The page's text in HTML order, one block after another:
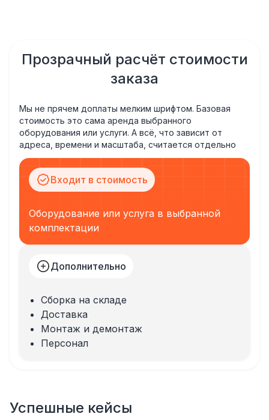
Прозрачный расчёт стоимости
заказа
Мы не прячем доплаты мелким шрифтом. Базовая
стоимость это сама аренда выбранного
оборудования или услуги. А всё, что зависит от
адреса, времени и масштаба, считается отдельно
Входит в стоимость
Оборудование или услуга в выбранной
комплектации
Дополнительно
Сборка на складе
Доставка
Монтаж и демонтаж
Персонал
Успешные кейсы